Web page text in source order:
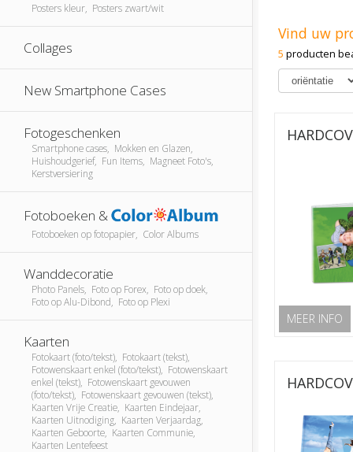
Posters kleur, Posters zwart/wit
Collages
New Smartphone Cases
Fotogeschenken
Smartphone cases, Mokken en Glazen,
Huishoudgerief, Fun Items, Magneet Foto's,
Kerstversiering
Fotoboeken &
Fotoboeken op fotopapier, Color Albums
Wanddecoratie
Photo Panels, Foto op Forex, Foto op doek,
Foto op Alu-Dibond, Foto op Plexi
Kaarten
Fotokaart (foto/tekst), Fotokaart (tekst),
Fotowenskaart enkel (foto/tekst), Fotowenskaart
enkel (tekst), Fotowenskaart gevouwen
(foto/tekst), Fotowenskaart gevouwen (tekst),
Kaarten Vrije Creatie, Kaarten Eindejaar,
Kaarten Uitnodiging, Kaarten Verjaardag,
Kaarten Geboorte, Kaarten Communie,
Kaarten Lentefeest
Vind uw
5 producten
MEER INFO